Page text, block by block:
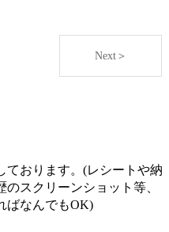
Next＞
ております。(レシートや納
スクリーンショット等、
ばなんでもOK)